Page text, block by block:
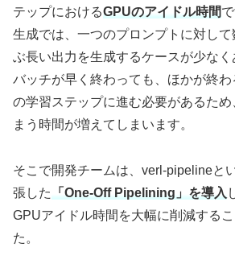
テップにおけるGPUのアイドル時間
生成では、一つのプロンプトに対し
ぶ長い出力を生成するケースが少な
バッチが早く終わっても、ほかが終
の学習ステップに進む必要があるた
まう時間が増えてしまいます。
そこで開発チームは、verl-pipelineと
張した
「One-Off Pipelining」を導入
GPUアイドル時間を大幅に削減する
た。